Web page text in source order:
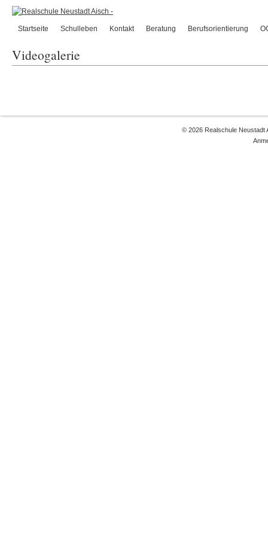
Startseite Schulleben Kontakt Beratung Berufsorientierung
Videogalerie
© 2026 Realschule Neustadt